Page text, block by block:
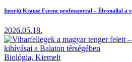
Interjú Krausz Ferenc professzorral – Élvonallal a
2026.05.18.
Biológia, Kiemelt